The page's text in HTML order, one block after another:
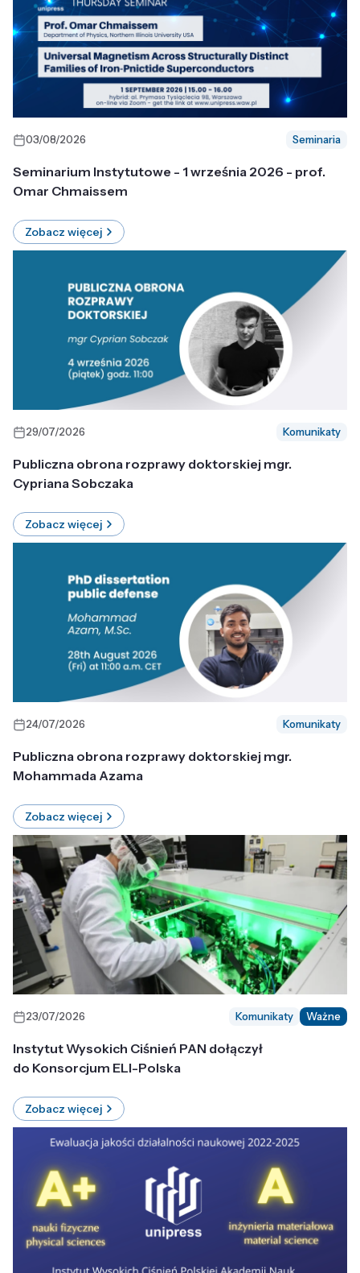
03/08/2026 Seminaria
Seminarium Instytutowe - 1 września 2026 - prof.
Omar Chmaissem
Zobacz więcej
29/07/2026 Komunikaty
Publiczna obrona rozprawy doktorskiej mgr.
Cypriana Sobczaka
Zobacz więcej
24/07/2026 Komunikaty
Publiczna obrona rozprawy doktorskiej mgr.
Mohammada Azama
Zobacz więcej
23/07/2026 Komunikaty Ważne
Instytut Wysokich Ciśnień PAN dołączył
do Konsorcjum ELI-Polska
Zobacz więcej